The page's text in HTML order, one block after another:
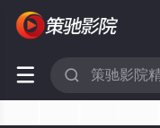
 